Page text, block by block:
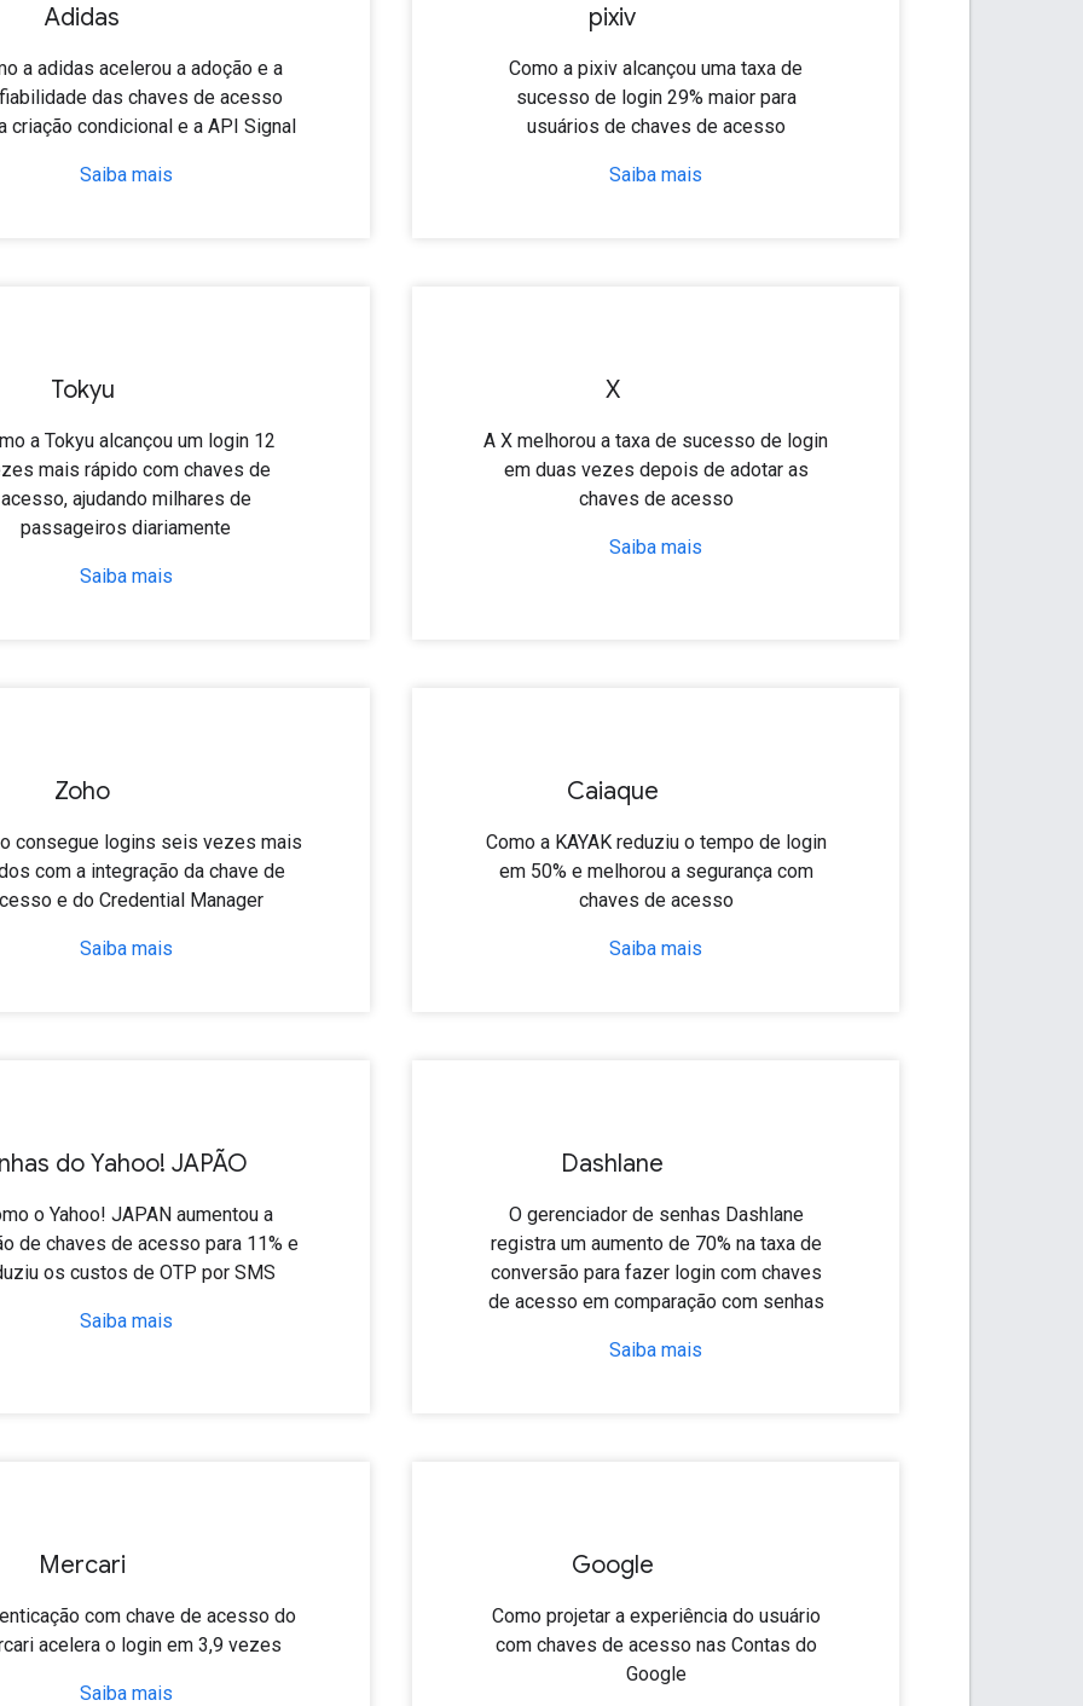
Adidas
a adidas acelerou a adoção e a
das chaves de acesso
criação condicional e a API Signal
Saiba mais
pixiv
Como a pixiv alcançou uma taxa de
sucesso de login 29% maior para
usuários de chaves de acesso
Saiba mais
Tokyu
a Tokyu alcançou um login 12
mais rápido com chaves de
acesso, ajudando milhares de
passageiros diariamente
Saiba mais
X
A X melhorou a taxa de sucesso de login
em duas vezes depois de adotar as
chaves de acesso
Saiba mais
Zoho
consegue logins seis vezes mais
com a integração da chave de
e do Credential Manager
Saiba mais
Caiaque
Como a KAYAK reduziu o tempo de login
em 50% e melhorou a segurança com
chaves de acesso
Saiba mais
do Yahoo! JAPÃO
o Yahoo! JAPAN aumentou a
de chaves de acesso para 11% e
os custos de OTP por SMS
Saiba mais
Dashlane
O gerenciador de senhas Dashlane
registra um aumento de 70% na taxa de
conversão para fazer login com chaves
de acesso em comparação com senhas
Saiba mais
Mercari
com chave de acesso do
acelera o login em 3,9 vezes
Saiba mais
Google
Como projetar a experiência do usuário
com chaves de acesso nas Contas do
Google